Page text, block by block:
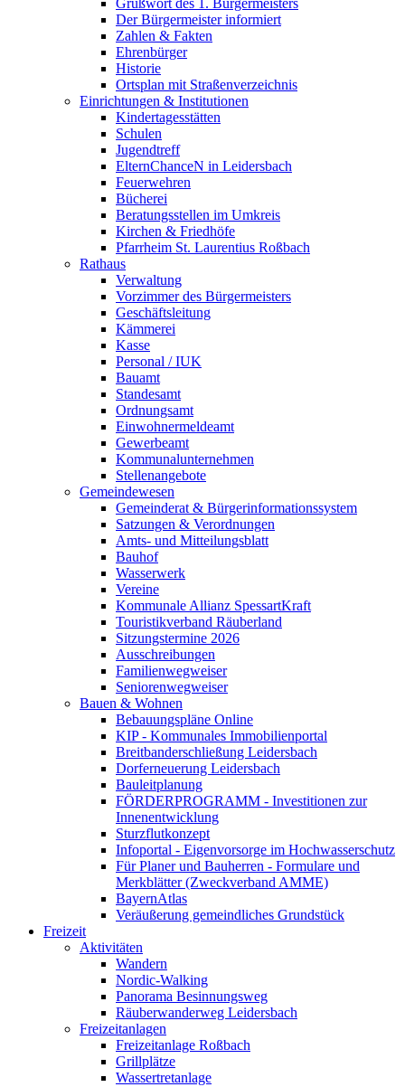
Grußwort des 1. Bürgermeisters
Der Bürgermeister informiert
Zahlen & Fakten
Ehrenbürger
Historie
Ortsplan mit Straßenverzeichnis
Einrichtungen & Institutionen
Kindertagesstätten
Schulen
Jugendtreff
ElternChanceN in Leidersbach
Feuerwehren
Bücherei
Beratungsstellen im Umkreis
Kirchen & Friedhöfe
Pfarrheim St. Laurentius Roßbach
Rathaus
Verwaltung
Vorzimmer des Bürgermeisters
Geschäftsleitung
Kämmerei
Kasse
Personal / IUK
Bauamt
Standesamt
Ordnungsamt
Einwohnermeldeamt
Gewerbeamt
Kommunalunternehmen
Stellenangebote
Gemeindewesen
Gemeinderat & Bürgerinformationssystem
Satzungen & Verordnungen
Amts- und Mitteilungsblatt
Bauhof
Wasserwerk
Vereine
Kommunale Allianz SpessartKraft
Touristikverband Räuberland
Sitzungstermine 2026
Ausschreibungen
Familienwegweiser
Seniorenwegweiser
Bauen & Wohnen
Bebauungspläne Online
KIP - Kommunales Immobilienportal
Breitbanderschließung Leidersbach
Dorferneuerung Leidersbach
Bauleitplanung
FÖRDERPROGRAMM - Investitionen zur
Innenentwicklung
Sturzflutkonzept
Infoportal - Eigenvorsorge im Hochwasserschutz
Für Planer und Bauherren - Formulare und
Merkblätter (Zweckverband AMME)
BayernAtlas
Veräußerung gemeindliches Grundstück
Freizeit
Aktivitäten
Wandern
Nordic-Walking
Panorama Besinnungsweg
Räuberwanderweg Leidersbach
Freizeitanlagen
Freizeitanlage Roßbach
Grillplätze
Wassertretanlage